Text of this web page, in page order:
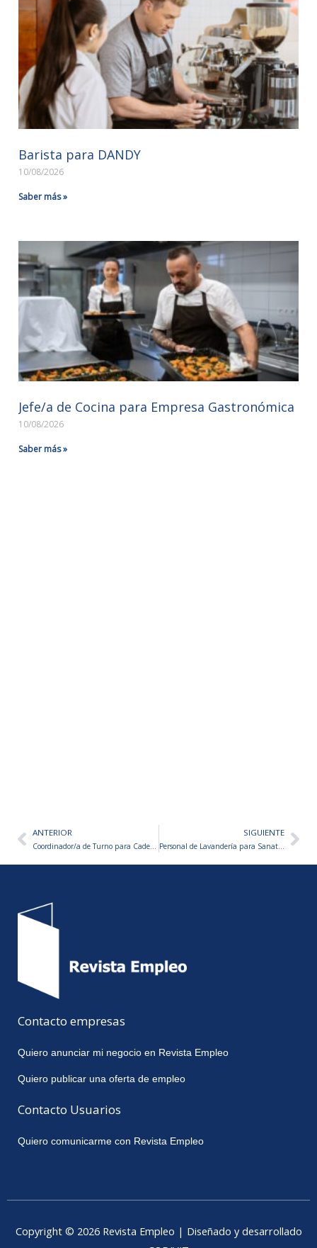
Barista para DANDY
10/08/2026
Saber más »
Jefe/a de Cocina para Empresa Gastronómica
10/08/2026
Saber más »
AntANTERIOR
Coordinador/a de Turno para Cadena de Locales de Comida Rápida
SIGUIENTE
Personal de Lavandería para Sanatorio
Contacto empresas
Quiero anunciar mi negocio en Revista Empleo
Quiero publicar una oferta de empleo
Contacto Usuarios
Quiero comunicarme con Revista Empleo
Copyright © 2026 Revista Empleo | Diseñado y desarrollado